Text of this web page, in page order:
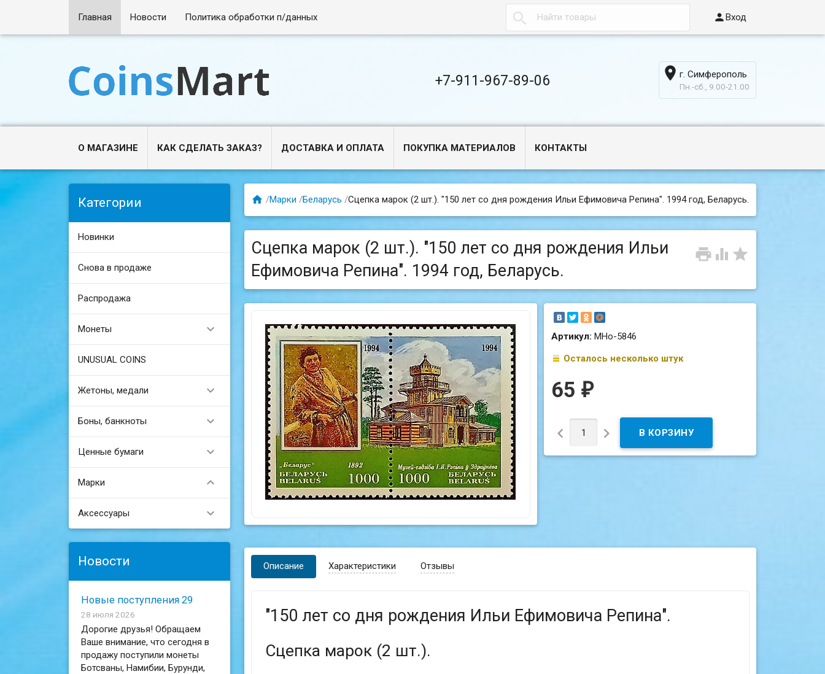
Главная Новости Политика обработки п/данных  Вход
+7-911-967-89-06  г. Симферополь
Пн.-сб., 9.00-21.00
О МАГАЗИНЕ КАК СДЕЛАТЬ ЗАКАЗ? ДОСТАВКА И ОПЛАТА ПОКУПКА МАТЕРИАЛОВ КОНТАКТЫ
Категории
Новинки
Снова в продаже
Распродажа
Монеты 
UNUSUAL COINS
Жетоны, медали 
Боны, банкноты 
Ценные бумаги 
Марки 
Аксессуары 
Новости
Новые поступления 29
28 июля 2026
Дорогие друзья! Обращаем
Ваше внимание, что сегодня в
продажу поступили монеты
Ботсваны, Намибии, Бурунди,
 /Марки /Беларусь /Сцепка марок (2 шт.). "150 лет со дня рождения Ильи Ефимовича Репина". 1994 год, Беларусь.
  
Сцепка марок (2 шт.). "150 лет со дня рождения Ильи
Ефимовича Репина". 1994 год, Беларусь.
Артикул:МНо-5846
Осталось несколько штук
65₽
 
Описание Характеристики Отзывы
"150 лет со дня рождения Ильи Ефимовича Репина".
Сцепка марок (2 шт.).